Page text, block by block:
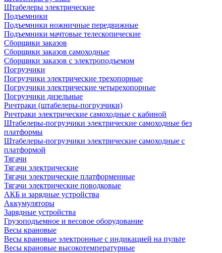
Штабелеры электрические
Подъемники
Подъемники ножничные передвижные
Подъемники мачтовые телескопические
Сборщики заказов
Сборщики заказов самоходные
Сборщики заказов с электроподъемом
Погрузчики
Погрузчики электрические трехопорные
Погрузчики электрические четырехопорные
Погрузчики дизельные
Ричтраки (штабелеры-погрузчики)
Ричтраки электрические самоходные с кабиной
Штабелеры-погрузчики электрические самоходные без
платформы
Штабелеры-погрузчики электрические самоходные с
платформой
Тягачи
Тягачи электрические
Тягачи электрические платформенные
Тягачи электрические поводковые
АКБ и зарядные устройства
Аккумуляторы
Зарядные устройства
Грузоподъемное и весовое оборудование
Весы крановые
Весы крановые электронные с индикацией на пульте
Весы крановые высокотемпературные